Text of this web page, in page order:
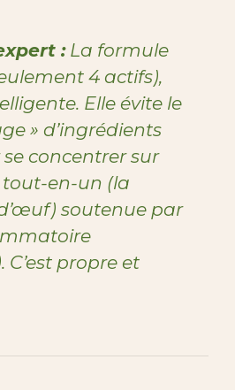
:La formule
4 actifs),
Elle évite le
» d’ingrédients
concentrer sur
en-un (la
soutenue par
propre et